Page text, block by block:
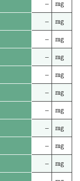
– mg
– mg
– mg
– mg
– mg
– mg
– mg
– mg
– mg
– mg